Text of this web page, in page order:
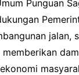
Punguan
jalan,
memberikan